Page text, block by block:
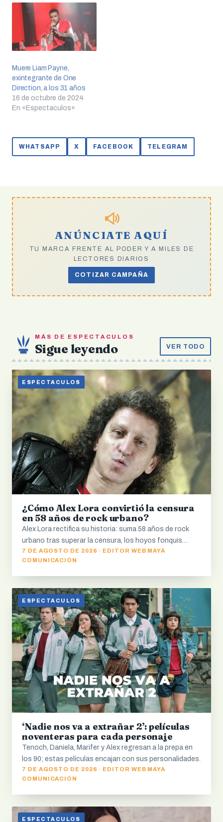
Muere Liam Payne,
exintegrante de One
Direction, a los 31 años
16 de octubre de 2024
En «Espectaculos»
WHATSAPP X FACEBOOK TELEGRAM
ANÚNCIATE AQUÍ
TU MARCA FRENTE AL PODER Y A MILES DE
LECTORES DIARIOS
COTIZAR CAMPAÑA
MÁS DE ESPECTACULOS
Sigue leyendo VER TODO
ESPECTACULOS
¿Cómo Alex Lora convirtió la censura
en 58 años de rock urbano?
Alex Lora rectifica su historia: suma 58 años de rock
urbano tras superar la censura, los hoyos fonquis…
7 DE AGOSTO DE 2026 · EDITOR WEB MAYA
COMUNICACIÓN
ESPECTACULOS
‘Nadie nos va a extrañar 2’: películas
noventeras para cada personaje
Tenoch, Daniela, Marifer y Alex regresan a la prepa en
los 90; estas películas encajan con sus personalidades.
7 DE AGOSTO DE 2026 · EDITOR WEB MAYA
COMUNICACIÓN
ESPECTACULOS